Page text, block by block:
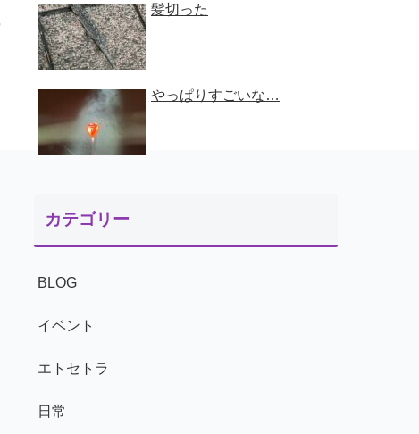
髪切った
やっぱりすごいな…
カテゴリー
BLOG
イベント
エトセトラ
日常